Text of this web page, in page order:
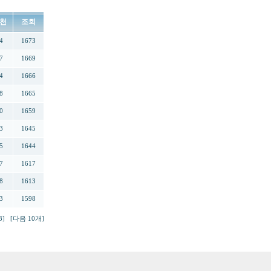
조회
1673
1669
1666
1665
1659
1645
1644
1617
1613
1598
[다음 10개]